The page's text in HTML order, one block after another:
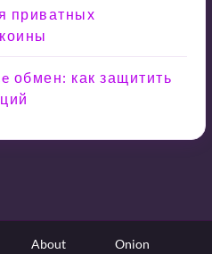
приватных
обмен: как защитить
About Onion